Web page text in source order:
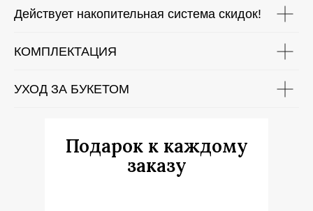
Действует накопительная система скидок!
КОМПЛЕКТАЦИЯ
УХОД ЗА БУКЕТОМ
Подарок к каждому
заказу